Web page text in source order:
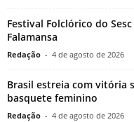
Festival Folclórico do
Falamansa
Redação - 4 de agosto de 2026
Brasil estreia com vitória
basquete feminino
Redação - 4 de agosto de 2026